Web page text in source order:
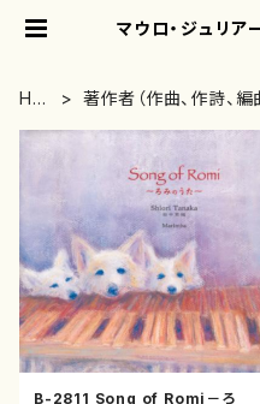
マウロ・ジュリ
HO
著作者（作曲、作詩、編
B-2811 Song of Romi－ろ